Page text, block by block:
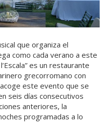
que organiza el
como cada verano a este
es un restaurante
grecorromano con
este evento que se
seis días consecutivos
anteriores, la
programadas a lo